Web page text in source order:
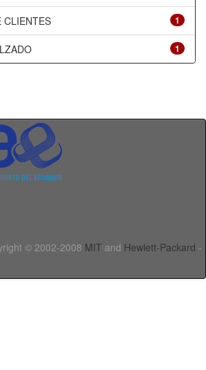
1
CLIENTES
1
© 2002-2008 MIT and Hewlett-Packard -